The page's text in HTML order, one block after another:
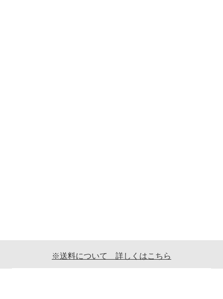
※送料について 詳しくはこちら